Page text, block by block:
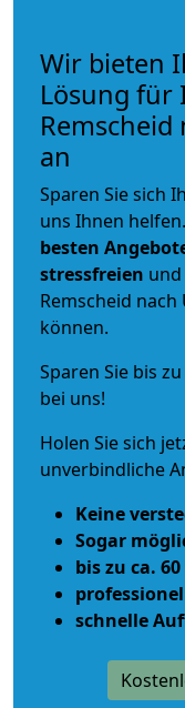
Wir bieten
Lösung für
an
Sparen Sie sich
uns Ihnen
besten
stressfreien und
Remscheid
können.
Sparen Sie bis
bei uns!
Holen Sie sich
unverbindliche
Keine
Sogar
bis zu ca.
schnelle